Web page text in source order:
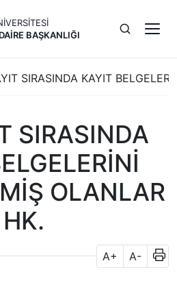
BAŞKANLIĞI
SIRASINDA KAYIT
SIRASINDA
OLANLAR
HK.
A+ A-